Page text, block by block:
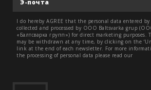
I do hereby AGREE that the personal data entered by
collected and processed by OOO Baltsvarka grup
«Балтсварка групп») for direct marketing purposes.
may be withdrawn at any time, by clicking on the
link at the end of each newsletter. For more
the processing of personal data please read our